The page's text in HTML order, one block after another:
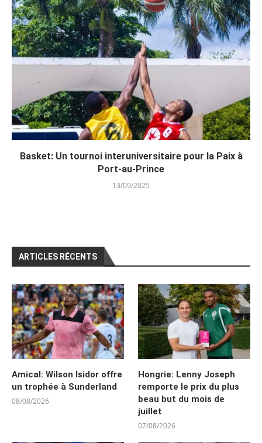
Basket: Un tournoi interuniversitaire pour la Paix à
Port-au-Prince
13/09/2025
ARTICLES RÉCENTS
Amical: Wilson Isidor offre
un trophée à Sunderland
08/08/2026
Hongrie: Lenny Joseph
remporte le prix du plus
beau but du mois de
juillet
07/08/2026